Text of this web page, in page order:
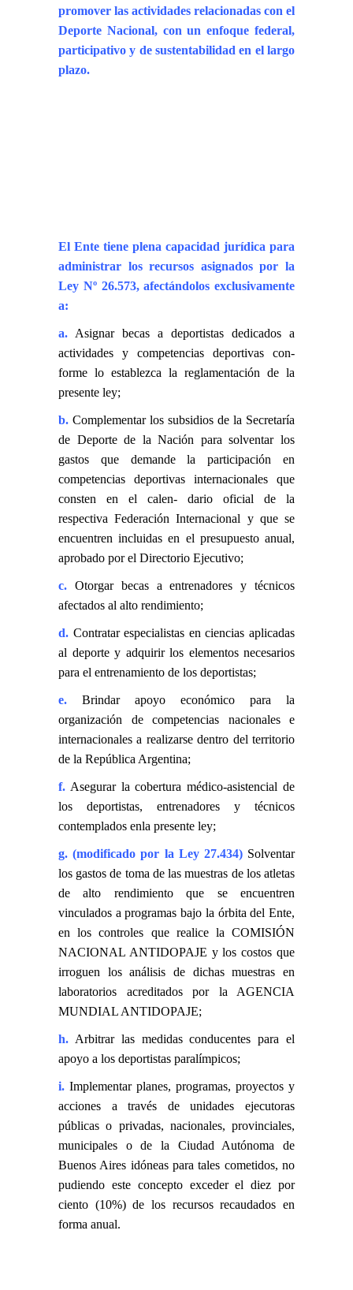
promover las actividades relacionadas con el
Deporte Nacional, con un enfoque federal,
participativo y de sustentabilidad en el largo
plazo.
El Ente tiene plena capacidad jurídica para
administrar los recursos asignados por la
Ley Nº 26.573, afectándolos exclusivamente
a:
a. Asignar becas a deportistas dedicados a
actividades y competencias deportivas con-
forme lo establezca la reglamentación de la
presente ley;
b. Complementar los subsidios de la Secretaría
de Deporte de la Nación para solventar los
gastos que demande la participación en
competencias deportivas internacionales que
consten en el calen- dario oficial de la
respectiva Federación Internacional y que se
encuentren incluidas en el presupuesto anual,
aprobado por el Directorio Ejecutivo;
c. Otorgar becas a entrenadores y técnicos
afectados al alto rendimiento;
d. Contratar especialistas en ciencias aplicadas
al deporte y adquirir los elementos necesarios
para el entrenamiento de los deportistas;
e. Brindar apoyo económico para la
organización de competencias nacionales e
internacionales a realizarse dentro del territorio
de la República Argentina;
f. Asegurar la cobertura médico-asistencial de
los deportistas, entrenadores y técnicos
contemplados enla presente ley;
g. (modificado por la Ley 27.434)Solventar
los gastos de toma de las muestras de los atletas
de alto rendimiento que se encuentren
vinculados a programas bajo la órbita del Ente,
en los controles que realice la COMISIÓN
NACIONAL ANTIDOPAJE y los costos que
irroguen los análisis de dichas muestras en
laboratorios acreditados por la AGENCIA
MUNDIAL ANTIDOPAJE;
h. Arbitrar las medidas conducentes para el
apoyo a los deportistas paralímpicos;
i. Implementar planes, programas, proyectos y
acciones a través de unidades ejecutoras
públicas o privadas, nacionales, provinciales,
municipales o de la Ciudad Autónoma de
Buenos Aires idóneas para tales cometidos, no
pudiendo este concepto exceder el diez por
ciento (10%) de los recursos recaudados en
forma anual.